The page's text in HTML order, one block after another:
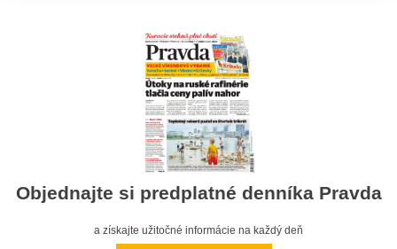
Objednajte si predplatné denníka Pravda
a získajte užitočné informácie na každý deň